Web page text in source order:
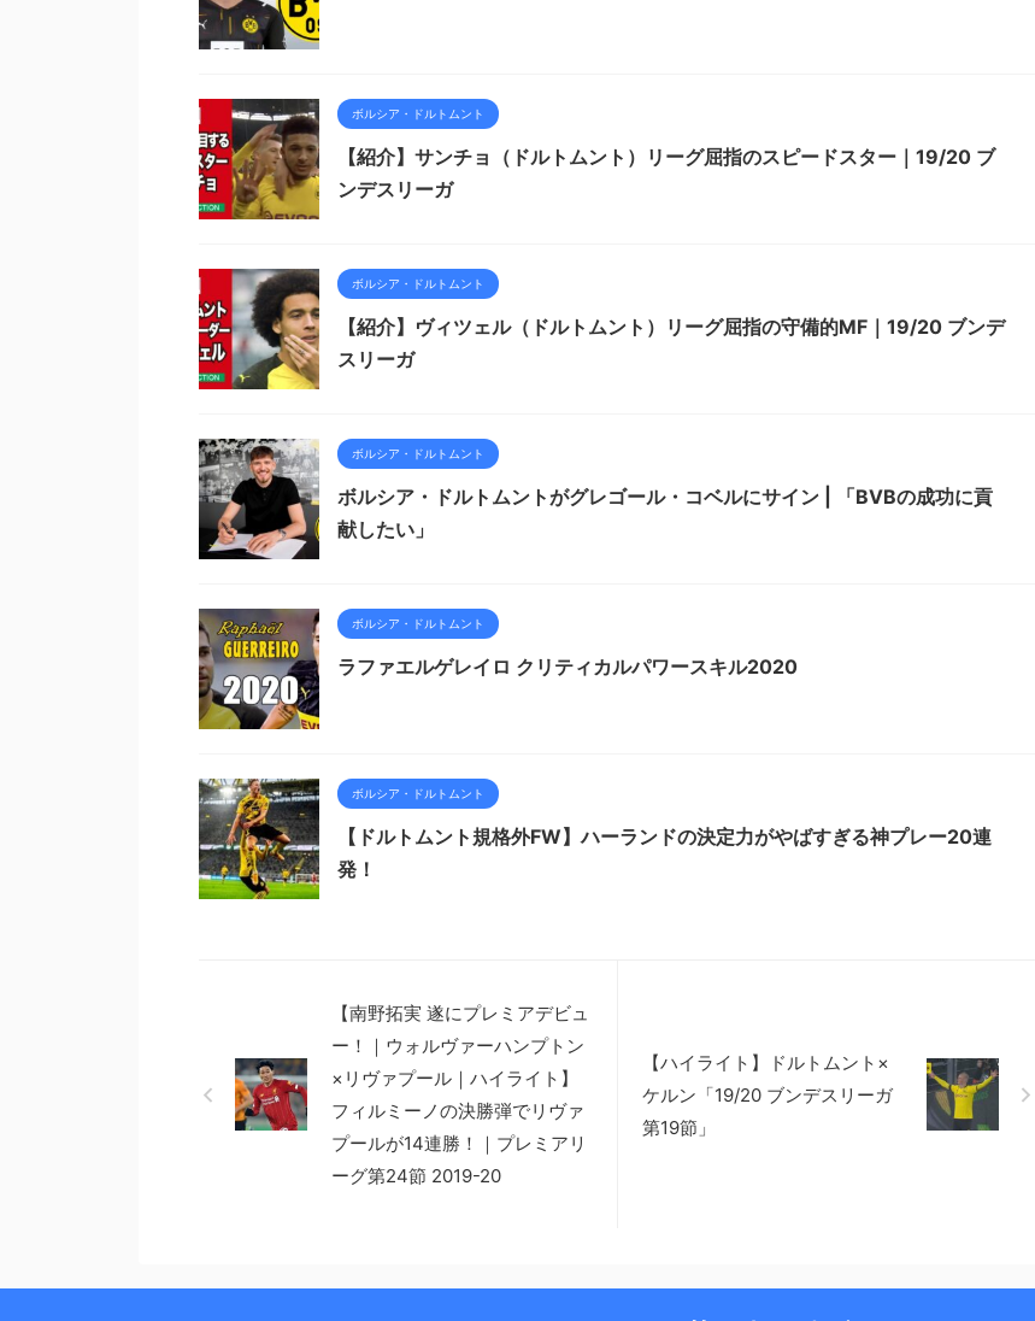
ボルシア・ドルトムント
【紹介】サンチョ（ドルトムント）リーグ屈指のスピードスター｜19/20 ブ
ンデスリーガ
ボルシア・ドルトムント
【紹介】ヴィツェル（ドルトムント）リーグ屈指の守備的MF｜19/20 ブンデ
スリーガ
ボルシア・ドルトムント
ボルシア・ドルトムントがグレゴール・コベルにサイン | 「BVBの成功に貢
献したい」
ボルシア・ドルトムント
ラファエルゲレイロ クリティカルパワースキル2020
ボルシア・ドルトムント
【ドルトムント規格外FW】ハーランドの決定力がやばすぎる神プレー20連
発！
【南野拓実 遂にプレミアデビュ
ー！｜ウォルヴァーハンプトン
×リヴァプール｜ハイライト】
フィルミーノの決勝弾でリヴァ
プールが14連勝！｜プレミアリ
ーグ第24節 2019-20
【ハイライト】ドルトムント×
ケルン「19/20 ブンデスリーガ
第19節」